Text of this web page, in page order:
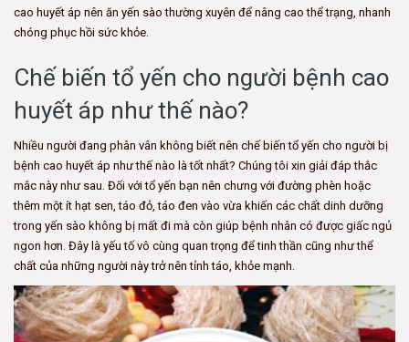
cao huyết áp nên ăn yến sào thường xuyên để nâng cao thể trạng, nhanh
chóng phục hồi sức khỏe.
Chế biến tổ yến cho người bệnh cao
huyết áp như thế nào?
Nhiều người đang phân vân không biết nên chế biến tổ yến cho người bị
bệnh cao huyết áp như thế nào là tốt nhất? Chúng tôi xin giải đáp thắc
mắc này như sau. Đối với tổ yến bạn nên chưng với đường phèn hoặc
thêm một ít hạt sen, táo đỏ, táo đen vào vừa khiến các chất dinh dưỡng
trong yến sào không bị mất đi mà còn giúp bệnh nhân có được giấc ngủ
ngon hơn. Đây là yếu tố vô cùng quan trọng để tinh thần cũng như thể
chất của những người này trở nên tỉnh táo, khỏe mạnh.